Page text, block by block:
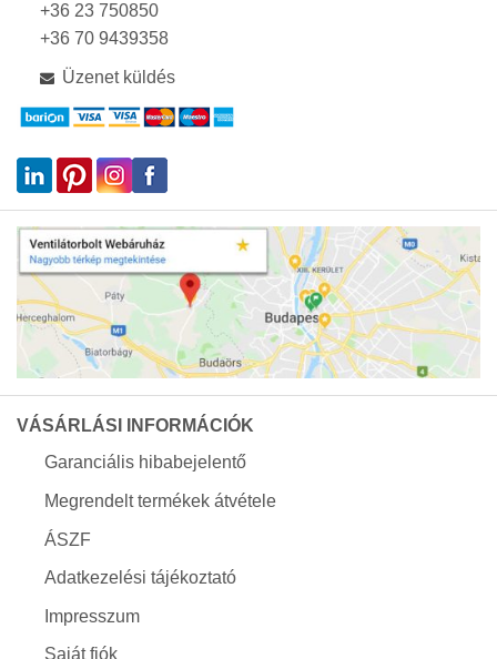
+36 23 750850
+36 70 9439358
Üzenet küldés
VÁSÁRLÁSI INFORMÁCIÓK
Garanciális hibabejelentő
Megrendelt termékek átvétele
ÁSZF
Adatkezelési tájékoztató
Impresszum
Saját fiók